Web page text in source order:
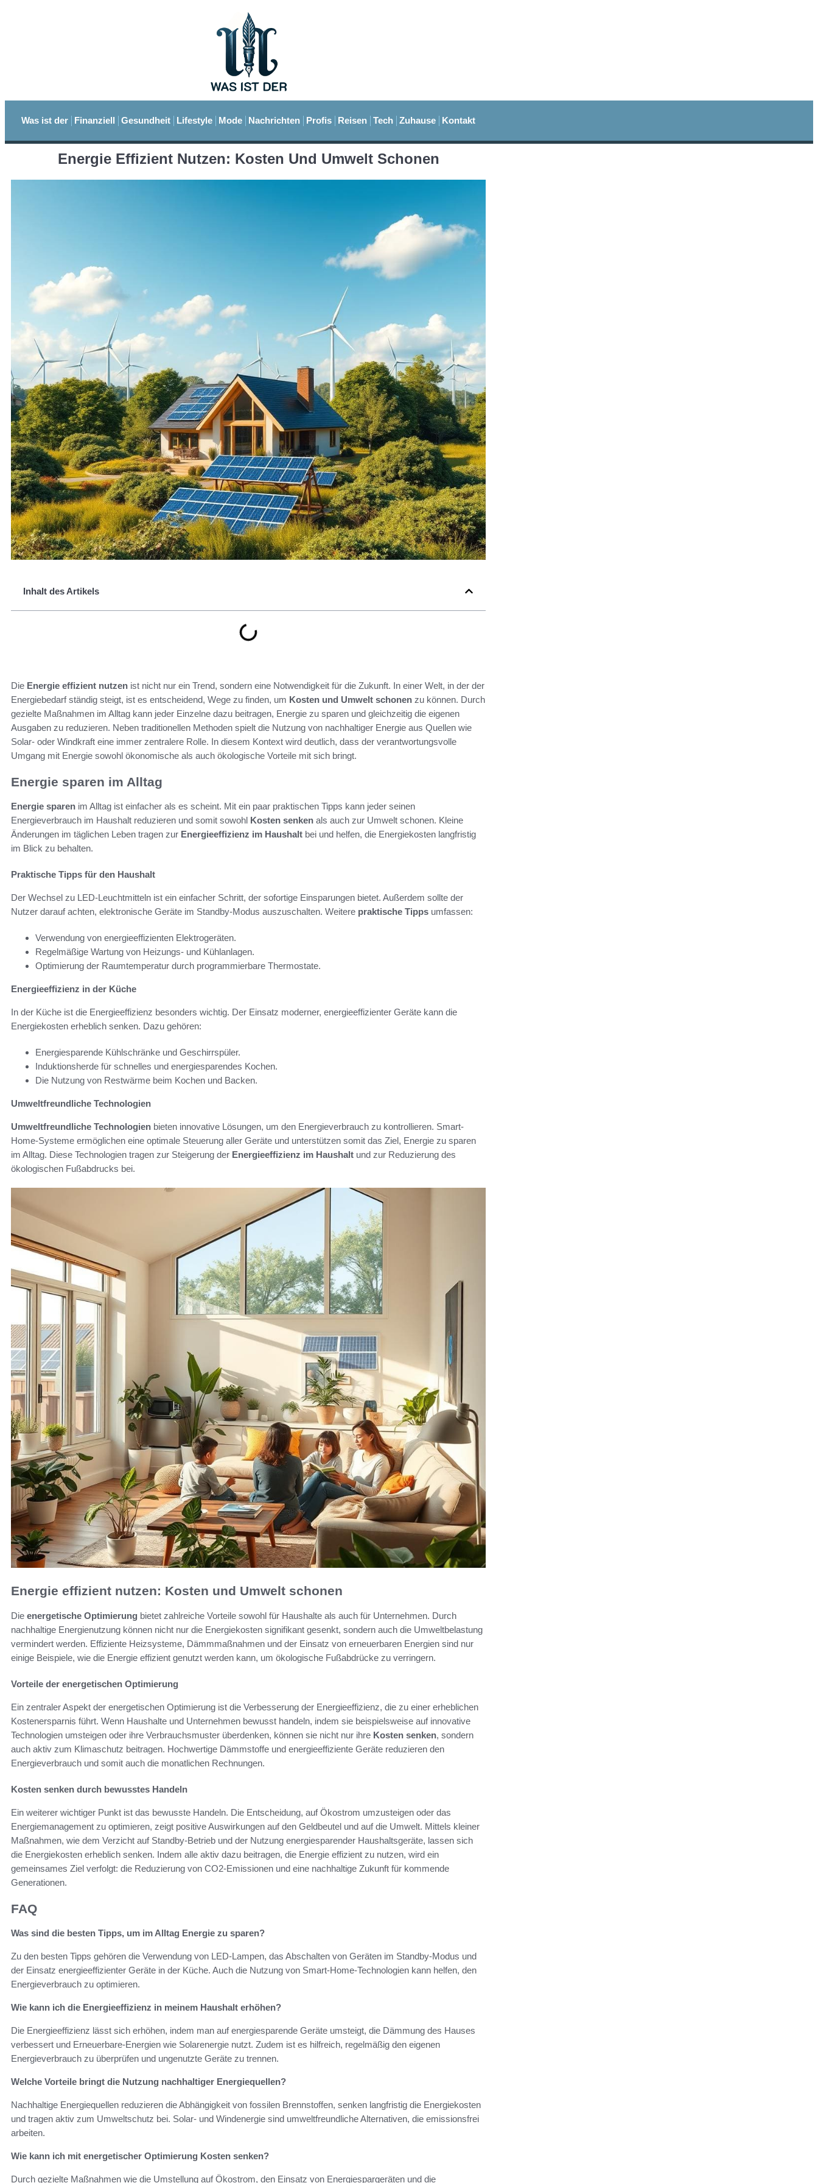
Was ist der Finanziell Gesundheit Lifestyle Mode Nachrichten Profis Reisen Tech Zuhause Kontakt
Energie Effizient Nutzen: Kosten Und Umwelt Schonen
Inhalt des Artikels
Die Energie effizient nutzen ist nicht nur ein Trend, sondern eine Notwendigkeit für die Zukunft. In einer Welt, in der der
Energiebedarf ständig steigt, ist es entscheidend, Wege zu finden, um Kosten und Umwelt schonen zu können. Durch
gezielte Maßnahmen im Alltag kann jeder Einzelne dazu beitragen, Energie zu sparen und gleichzeitig die eigenen
Ausgaben zu reduzieren. Neben traditionellen Methoden spielt die Nutzung von nachhaltiger Energie aus Quellen wie
Solar- oder Windkraft eine immer zentralere Rolle. In diesem Kontext wird deutlich, dass der verantwortungsvolle
Umgang mit Energie sowohl ökonomische als auch ökologische Vorteile mit sich bringt.
Energie sparen im Alltag
Energie sparen im Alltag ist einfacher als es scheint. Mit ein paar praktischen Tipps kann jeder seinen
Energieverbrauch im Haushalt reduzieren und somit sowohl Kosten senken als auch zur Umwelt schonen. Kleine
Änderungen im täglichen Leben tragen zur Energieeffizienz im Haushalt bei und helfen, die Energiekosten langfristig
im Blick zu behalten.
Praktische Tipps für den Haushalt
Der Wechsel zu LED-Leuchtmitteln ist ein einfacher Schritt, der sofortige Einsparungen bietet. Außerdem sollte der
Nutzer darauf achten, elektronische Geräte im Standby-Modus auszuschalten. Weitere praktische Tipps umfassen:
Verwendung von energieeffizienten Elektrogeräten.
Regelmäßige Wartung von Heizungs- und Kühlanlagen.
Optimierung der Raumtemperatur durch programmierbare Thermostate.
Energieeffizienz in der Küche
In der Küche ist die Energieeffizienz besonders wichtig. Der Einsatz moderner, energieeffizienter Geräte kann die
Energiekosten erheblich senken. Dazu gehören:
Energiesparende Kühlschränke und Geschirrspüler.
Induktionsherde für schnelles und energiesparendes Kochen.
Die Nutzung von Restwärme beim Kochen und Backen.
Umweltfreundliche Technologien
Umweltfreundliche Technologien bieten innovative Lösungen, um den Energieverbrauch zu kontrollieren. Smart-
Home-Systeme ermöglichen eine optimale Steuerung aller Geräte und unterstützen somit das Ziel, Energie zu sparen
im Alltag. Diese Technologien tragen zur Steigerung der Energieeffizienz im Haushalt und zur Reduzierung des
ökologischen Fußabdrucks bei.
Energie effizient nutzen: Kosten und Umwelt schonen
Die energetische Optimierung bietet zahlreiche Vorteile sowohl für Haushalte als auch für Unternehmen. Durch
nachhaltige Energienutzung können nicht nur die Energiekosten signifikant gesenkt, sondern auch die Umweltbelastung
vermindert werden. Effiziente Heizsysteme, Dämmmaßnahmen und der Einsatz von erneuerbaren Energien sind nur
einige Beispiele, wie die Energie effizient genutzt werden kann, um ökologische Fußabdrücke zu verringern.
Vorteile der energetischen Optimierung
Ein zentraler Aspekt der energetischen Optimierung ist die Verbesserung der Energieeffizienz, die zu einer erheblichen
Kostenersparnis führt. Wenn Haushalte und Unternehmen bewusst handeln, indem sie beispielsweise auf innovative
Technologien umsteigen oder ihre Verbrauchsmuster überdenken, können sie nicht nur ihre Kosten senken, sondern
auch aktiv zum Klimaschutz beitragen. Hochwertige Dämmstoffe und energieeffiziente Geräte reduzieren den
Energieverbrauch und somit auch die monatlichen Rechnungen.
Kosten senken durch bewusstes Handeln
Ein weiterer wichtiger Punkt ist das bewusste Handeln. Die Entscheidung, auf Ökostrom umzusteigen oder das
Energiemanagement zu optimieren, zeigt positive Auswirkungen auf den Geldbeutel und auf die Umwelt. Mittels kleiner
Maßnahmen, wie dem Verzicht auf Standby-Betrieb und der Nutzung energiesparender Haushaltsgeräte, lassen sich
die Energiekosten erheblich senken. Indem alle aktiv dazu beitragen, die Energie effizient zu nutzen, wird ein
gemeinsames Ziel verfolgt: die Reduzierung von CO2-Emissionen und eine nachhaltige Zukunft für kommende
Generationen.
FAQ
Was sind die besten Tipps, um im Alltag Energie zu sparen?
Zu den besten Tipps gehören die Verwendung von LED-Lampen, das Abschalten von Geräten im Standby-Modus und
der Einsatz energieeffizienter Geräte in der Küche. Auch die Nutzung von Smart-Home-Technologien kann helfen, den
Energieverbrauch zu optimieren.
Wie kann ich die Energieeffizienz in meinem Haushalt erhöhen?
Die Energieeffizienz lässt sich erhöhen, indem man auf energiesparende Geräte umsteigt, die Dämmung des Hauses
verbessert und Erneuerbare-Energien wie Solarenergie nutzt. Zudem ist es hilfreich, regelmäßig den eigenen
Energieverbrauch zu überprüfen und ungenutzte Geräte zu trennen.
Welche Vorteile bringt die Nutzung nachhaltiger Energiequellen?
Nachhaltige Energiequellen reduzieren die Abhängigkeit von fossilen Brennstoffen, senken langfristig die Energiekosten
und tragen aktiv zum Umweltschutz bei. Solar- und Windenergie sind umweltfreundliche Alternativen, die emissionsfrei
arbeiten.
Wie kann ich mit energetischer Optimierung Kosten senken?
Durch gezielte Maßnahmen wie die Umstellung auf Ökostrom, den Einsatz von Energiespargeräten und die